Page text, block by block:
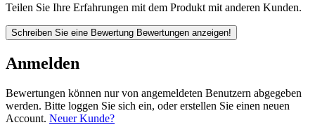
Teilen Sie Ihre Erfahrungen mit dem Produkt mit anderen Kunden.
Schreiben Sie eine Bewertung Bewertungen anzeigen!
Anmelden
Bewertungen können nur von angemeldeten Benutzern abgegeben
werden. Bitte loggen Sie sich ein, oder erstellen Sie einen neuen
Account. Neuer Kunde?